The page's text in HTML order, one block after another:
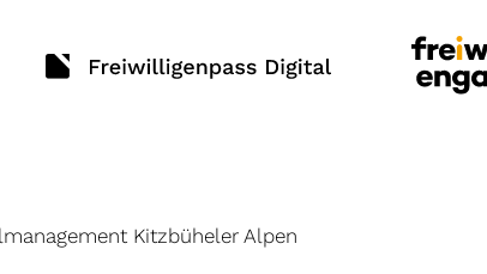
Kitzbüheler Alpen